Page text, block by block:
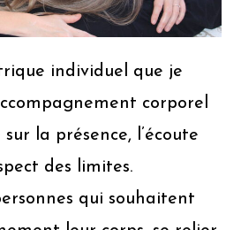
individuel que je
corporel
la présence, l’écoute
des limites.
qui souhaitent